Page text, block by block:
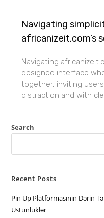
Navigating
africanizeit.com’s
Navigating
designed interface
together, inviting
distraction and with
Search
Recent Posts
Pin Up Platformasının Dərin
Üstünlüklər